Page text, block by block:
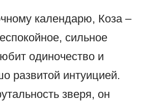
календарю, Коза –
сильное
одиночество и
развитой интуицией.
зверя, он